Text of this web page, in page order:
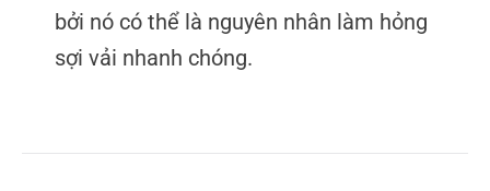
bởi nó có thể là nguyên nhân làm hỏng
sợi vải nhanh chóng.